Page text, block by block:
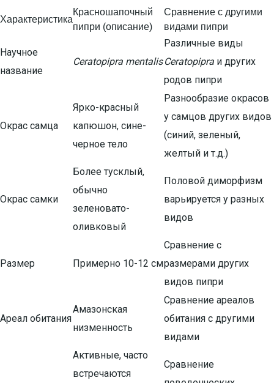
Характеристика
Красношапочный
пипри (описание)
Сравнение с другими
видами пипри
Научное
название
Ceratopipra mentalis
Различные виды
Ceratopipra и других
родов пипри
Окрас самца
Ярко-красный
капюшон, сине-
черное тело
Разнообразие окрасов
у самцов других видов
(синий, зеленый,
желтый и т.д.)
Окрас самки
Более тусклый,
обычно
зеленовато-
оливковый
Половой диморфизм
варьируется у разных
видов
Размер Примерно 10-12 см
Сравнение с
размерами других
видов пипри
Ареал обитания
Амазонская
низменность
Сравнение ареалов
обитания с другими
видами
Активные, часто
встречаются
Сравнение